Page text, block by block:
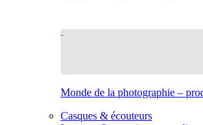
Monde de la photographie –
Casques & écouteurs